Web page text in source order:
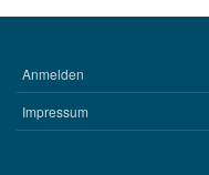
BENUTZERMENÜ
Anmelden
Impressum